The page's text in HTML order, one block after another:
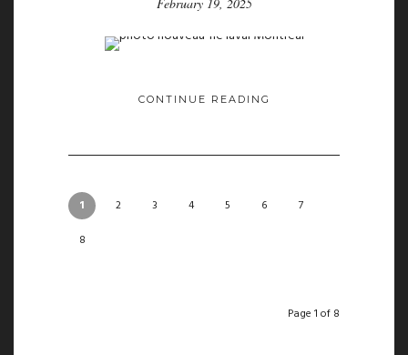
CONTINUE READING
1 2 3 4 5 6
7
8
Page 1 of 8